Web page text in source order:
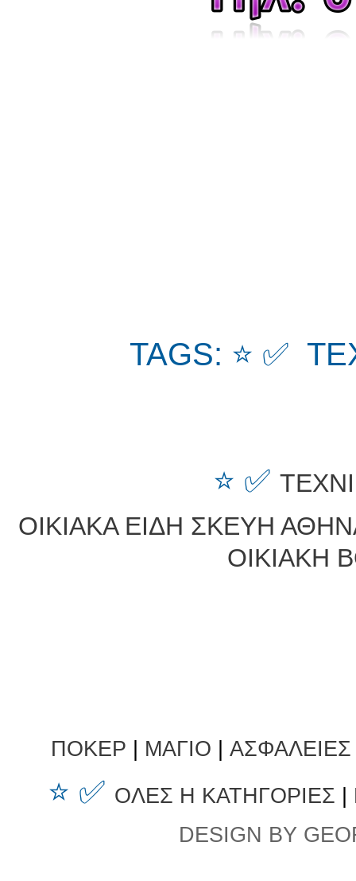
TAGS: ⭐ ✅
⭐ ✅
ΟΙΚΙΑΚΑ ΕΙΔΗ ΣΚΕΥΗ
ΟΙΚΙΑΚΗ
ΠΟΚΕΡ ΜΑΓΙΟ
⭐ ✅ ΟΛΕΣ Η ΚΑΤΗΓΟΡΙΕΣ
DESIGN BY